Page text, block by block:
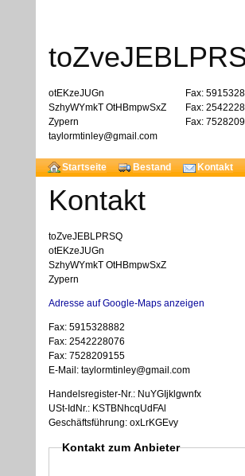
otEKzeJUGn
SzhyWYmkT OtHBmpwSxZ
Zypern
taylormtinley@gmail.com
Fax:
Fax:
Fax:
Startseite Bestand Kontakt
Kontakt
toZveJEBLPRSQ
otEKzeJUGn
SzhyWYmkT OtHBmpwSxZ
Zypern
Adresse auf Google-Maps anzeigen
Fax: 5915328882
Fax: 2542228076
Fax: 7528209155
E-Mail: taylormtinley@gmail.com
Handelsregister-Nr.: NuYGIjklgwnfx
USt-IdNr.: KSTBNhcqUdFAl
Geschäftsführung: oxLrKGEvy
Kontakt zum Anbieter